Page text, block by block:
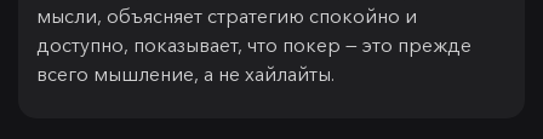
мысли, объясняет стратегию спокойно и
доступно, показывает, что покер — это прежде
всего мышление, а не хайлайты.